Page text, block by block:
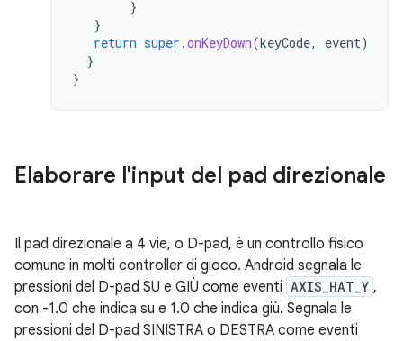
}
}
return super .onKeyDown(keyCode, event)
}
}
Elaborare l'input del pad direzionale
Il pad direzionale a 4 vie, o D-pad, è un controllo fisico
comune in molti controller di gioco. Android segnala le
pressioni del D-pad SU e GIÙ come eventi AXIS_HAT_Y ,
con -1.0 che indica su e 1.0 che indica giù. Segnala le
pressioni del D-pad SINISTRA o DESTRA come eventi